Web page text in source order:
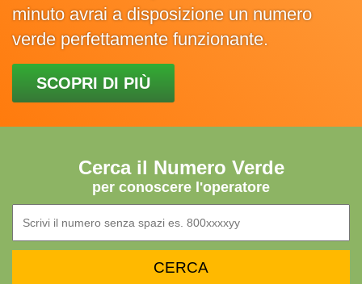
minuto avrai a disposizione un numero
verde perfettamente funzionante.
SCOPRI DI PIÙ
Cerca il Numero Verde
per conoscere l'operatore